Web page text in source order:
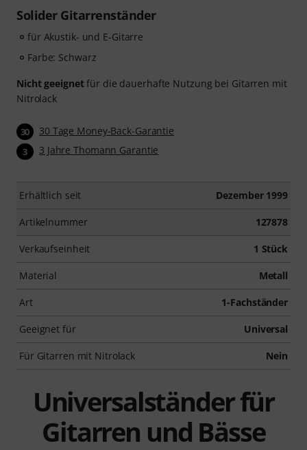
Solider Gitarrenständer
für Akustik- und E-Gitarre
Farbe: Schwarz
Nicht geeignetfür die dauerhafte Nutzung bei Gitarren mit
Nitrolack
30 30 Tage Money-Back-Garantie
3 3 Jahre Thomann Garantie
Erhältlich seit Dezember 1999
Artikelnummer 127878
Verkaufseinheit 1 Stück
Material Metall
Art 1-Fachständer
Geeignet für Universal
Für Gitarren mit Nitrolack Nein
Universalständer für
Gitarren und Bässe